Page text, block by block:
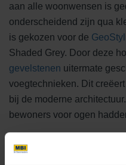
aan alle woonwensen is
onderscheidend zijn qua
is gekozen voor de
Shaded Grey. Door deze
gevelstenen uitermate
voegtechnieken. Dit
bij de moderne
bewoners voor ogen